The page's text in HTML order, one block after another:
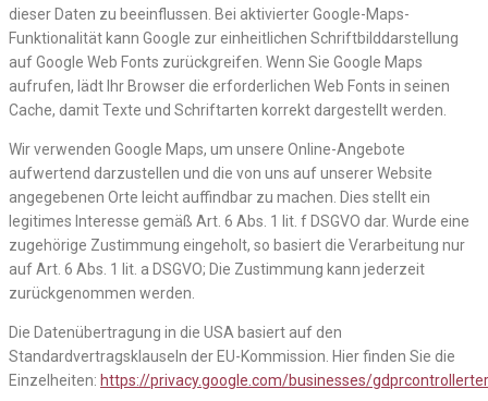
dieser Daten zu beeinflussen. Bei aktivierter Google-Maps-
Funktionalität kann Google zur einheitlichen Schriftbilddarstellung
auf Google Web Fonts zurückgreifen. Wenn Sie Google Maps
aufrufen, lädt Ihr Browser die erforderlichen Web Fonts in seinen
Cache, damit Texte und Schriftarten korrekt dargestellt werden.
Wir verwenden Google Maps, um unsere Online-Angebote
aufwertend darzustellen und die von uns auf unserer Website
angegebenen Orte leicht auffindbar zu machen. Dies stellt ein
legitimes Interesse gemäß Art. 6 Abs. 1 lit. f DSGVO dar. Wurde eine
zugehörige Zustimmung eingeholt, so basiert die Verarbeitung nur
auf Art. 6 Abs. 1 lit. a DSGVO; Die Zustimmung kann jederzeit
zurückgenommen werden.
Die Datenübertragung in die USA basiert auf den
Standardvertragsklauseln der EU-Kommission. Hier finden Sie die
Einzelheiten: https://privacy.google.com/businesses/